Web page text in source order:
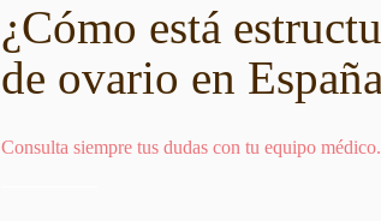
¿Cómo está
de ovario en
Consulta siempre tus dudas con tu equipo médico.